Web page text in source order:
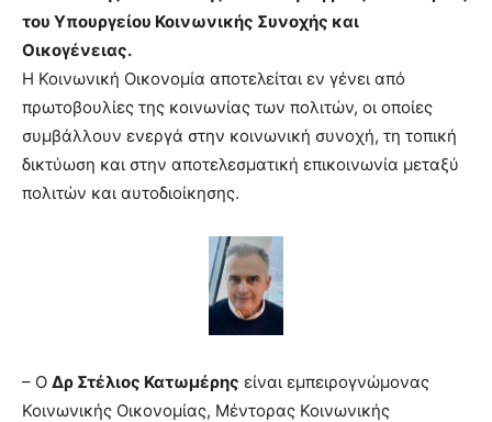
του Υπουργείου Κοινωνικής Συνοχής και
Οικογένειας.
Η Κοινωνική Οικονομία αποτελείται εν γένει από
πρωτοβουλίες της κοινωνίας των πολιτών, οι οποίες
συμβάλλουν ενεργά στην κοινωνική συνοχή, τη τοπική
δικτύωση και στην αποτελεσματική επικοινωνία μεταξύ
πολιτών και αυτοδιοίκησης.
– Ο Δρ Στέλιος Κατωμέρης είναι εμπειρογνώμονας
Κοινωνικής Οικονομίας, Μέντορας Κοινωνικής